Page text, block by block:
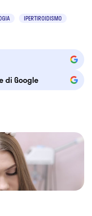
IPERTIROIDISMO
di Google